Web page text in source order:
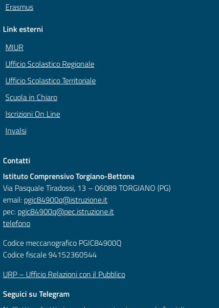
Erasmus
Link esterni
MIUR
Ufficio Scolastico Regionale
Ufficio Scolastico Territoriale
Scuola in Chiaro
Iscrizioni On Line
Invalsi
Contatti
Istituto Comprensivo Torgiano-Bettona
Via Pasquale Tiradossi, 13 – 06089 TORGIANO (PG)
email: pgic84900q@istruzione.it
pec: pgic84900q@pec.istruzione.it
telefono
Codice meccanografico PGIC84900Q
Codice fiscale 94152360544
URP – Ufficio Relazioni con il Pubblico
Seguici su Telegram